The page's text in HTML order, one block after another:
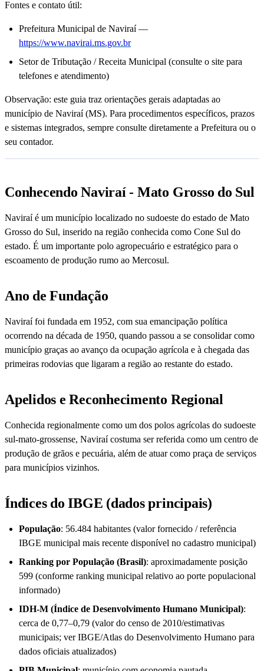
Fontes e contato útil:
Prefeitura Municipal de Naviraí —
https://www.navirai.ms.gov.br
Setor de Tributação / Receita Municipal (consulte o site para
telefones e atendimento)
Observação: este guia traz orientações gerais adaptadas ao
município de Naviraí (MS). Para procedimentos específicos, prazos
e sistemas integrados, sempre consulte diretamente a Prefeitura ou o
seu contador.
Conhecendo Naviraí - Mato Grosso do Sul
Naviraí é um município localizado no sudoeste do estado de Mato
Grosso do Sul, inserido na região conhecida como Cone Sul do
estado. É um importante polo agropecuário e estratégico para o
escoamento de produção rumo ao Mercosul.
Ano de Fundação
Naviraí foi fundada em 1952, com sua emancipação política
ocorrendo na década de 1950, quando passou a se consolidar como
município graças ao avanço da ocupação agrícola e à chegada das
primeiras rodovias que ligaram a região ao restante do estado.
Apelidos e Reconhecimento Regional
Conhecida regionalmente como um dos polos agrícolas do sudoeste
sul-mato-grossense, Naviraí costuma ser referida como um centro de
produção de grãos e pecuária, além de atuar como praça de serviços
para municípios vizinhos.
Índices do IBGE (dados principais)
População: 56.484 habitantes (valor fornecido / referência
IBGE municipal mais recente disponível no cadastro municipal)
Ranking por População (Brasil): aproximadamente posição
599 (conforme ranking municipal relativo ao porte populacional
informado)
IDH-M (Índice de Desenvolvimento Humano Municipal):
cerca de 0,77–0,79 (valor do censo de 2010/estimativas
municipais; ver IBGE/Atlas do Desenvolvimento Humano para
dados oficiais atualizados)